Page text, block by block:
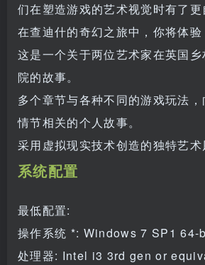
们在塑造游戏的艺术视觉时有了更
在查迪什的奇幻之旅中，你将体验
这是一个关于两位艺术家在英国
院的故事。
多个章节与各种不同的游戏玩法
情节相关的个人故事。
采用虚拟现实技术创造的独特艺术
系统配置
最低配置:
操作系统 *: Windows 7 SP1
处理器: Intel i3 3rd gen or